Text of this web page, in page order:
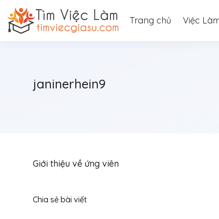
Trang chủ Việc
janinerhein9
Giới thiệu về ứng viên
Chia sẻ bài viết